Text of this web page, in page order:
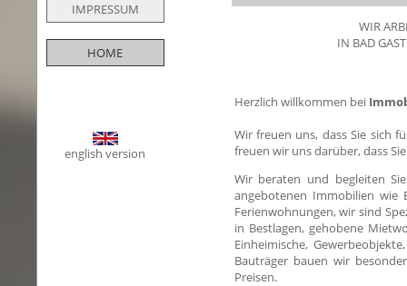
IMPRESSUM
HOME
english version
WIR
IN BAD
Herzlich willkommen bei
Wir freuen uns, dass Sie sich
freuen wir uns darüber, dass
Wir beraten und begleiten
angebotenen Immobilien wie
Ferienwohnungen, wir sind
in Bestlagen, gehobene
Einheimische,
Bauträger bauen wir
Preisen.